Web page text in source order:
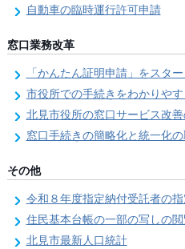
自動車の臨時運行許可申請
窓口業務改革
「かんたん証明申請」をスタ
市役所での手続きをわかりやすく！「
北見市役所の窓口サービス改
窓口手続きの簡略化と統一化の取り組みに
その他
令和８年度指定納付受託者の
住民基本台帳の一部の写しの閲
北見市最新人口統計